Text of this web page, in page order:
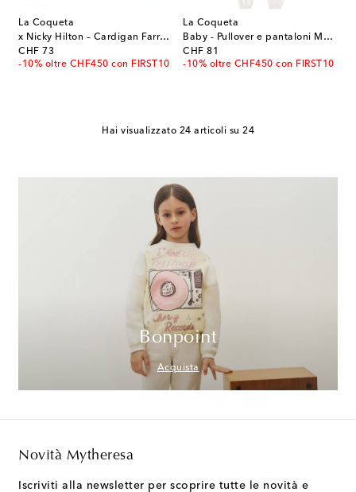
La Coqueta
x Nicky Hilton – Cardigan Farrah in cotone
CHF 73
original price
-10% oltre CHF450 con FIRST10
La Coqueta
Baby - Pullover e pantaloni Monda
CHF 81
original price
-10% oltre CHF450 con FIRST10
Hai visualizzato 24 articoli su 24
Bonpoint
Acquista
Novità Mytheresa
Iscriviti alla newsletter per scoprire tutte le novità e